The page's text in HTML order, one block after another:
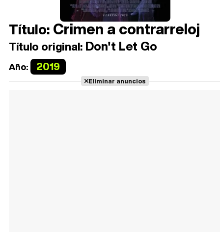
Título:Crimen a contrarreloj
Título original: Don't Let Go
Año: 2019
Eliminar anuncios